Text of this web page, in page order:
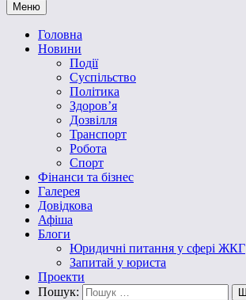
Vpoltave.info
Полтавський портал новин
Меню
Головна
Новини
Події
Суспільство
Політика
Здоров’я
Дозвілля
Транспорт
Робота
Спорт
Фінанси та бізнес
Галерея
Довідкова
Афіша
Блоги
Юридичні питання у сфері ЖКГ
Запитай у юриста
Проекти
Пошук: